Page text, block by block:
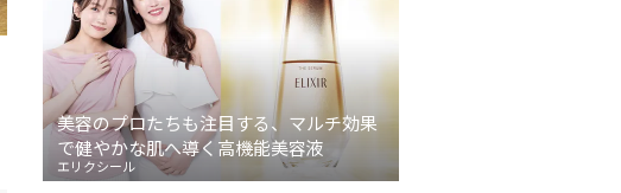
美容のプロたちも注目する、マルチ効果
で健やかな肌へ導く高機能美容液
エリクシール